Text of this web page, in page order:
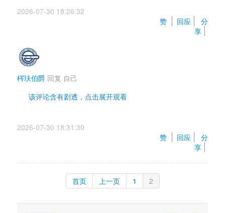
2026-07-30 18:26:32
赞
回应
分
享
梣玞伯爵 回复 自己
该评论含有剧透，点击展开观看
比较意外的是戴安娜，看起来是开放的辣妹装扮，但
个女王在，女王算得上黑洞吧，叶卡的处就是女王骗
2026-07-30 18:31:30
赞
回应
分
享
首页 上一页 1 2